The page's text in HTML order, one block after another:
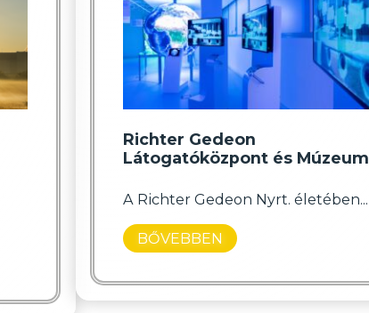
Richter Gedeon
Látogatóközpont és Múzeum
A Richter Gedeon Nyrt. életében...
BŐVEBBEN